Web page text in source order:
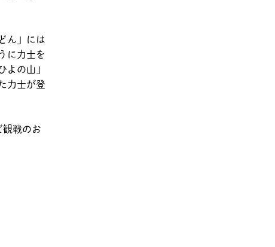
ん」には
に力士を
よの山」
力士が登
観戦のお